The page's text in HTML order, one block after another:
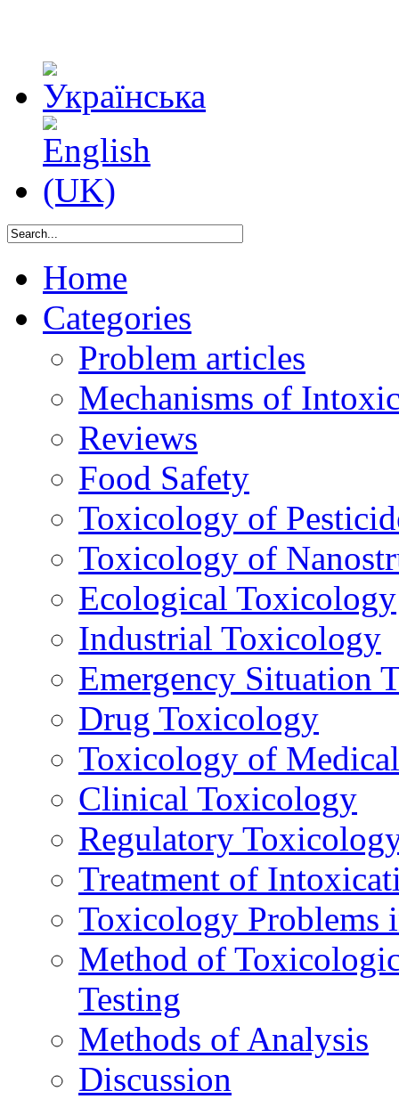
Home
Categories
Problem articles
Mechanisms of
Reviews
Food Safety
Toxicology of
Toxicology of
Ecological Toxicology
Industrial Toxicology
Emergency Situation
Drug Toxicology
Toxicology of
Clinical Toxicology
Regulatory
Treatment of
Toxicology Problems
Method of
Testing
Methods of Analysis
Discussion